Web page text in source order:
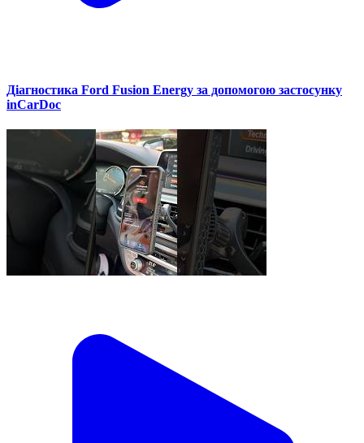
Діагностика Ford Fusion Energy за допомогою застосунку
inCarDoc